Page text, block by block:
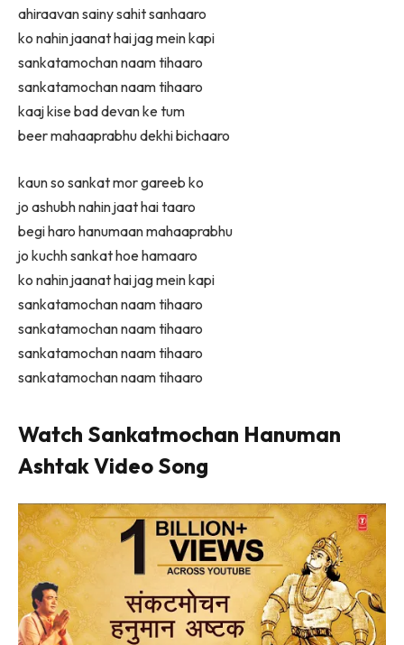
ahiraavan sainy sahit sanhaaro
ko nahin jaanat hai jag mein kapi
sankatamochan naam tihaaro
sankatamochan naam tihaaro
kaaj kise bad devan ke tum
beer mahaaprabhu dekhi bichaaro
kaun so sankat mor gareeb ko
jo ashubh nahin jaat hai taaro
begi haro hanumaan mahaaprabhu
jo kuchh sankat hoe hamaaro
ko nahin jaanat hai jag mein kapi
sankatamochan naam tihaaro
sankatamochan naam tihaaro
sankatamochan naam tihaaro
sankatamochan naam tihaaro
Watch Sankatmochan Hanuman
Ashtak Video Song